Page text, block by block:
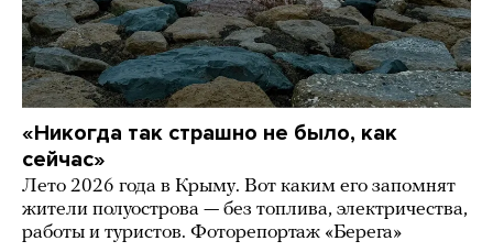
«Никогда так страшно не было, как
сейчас»
Лето 2026 года в Крыму. Вот каким его запомнят
жители полуострова — без топлива, электричества,
работы и туристов. Фоторепортаж «Берега»